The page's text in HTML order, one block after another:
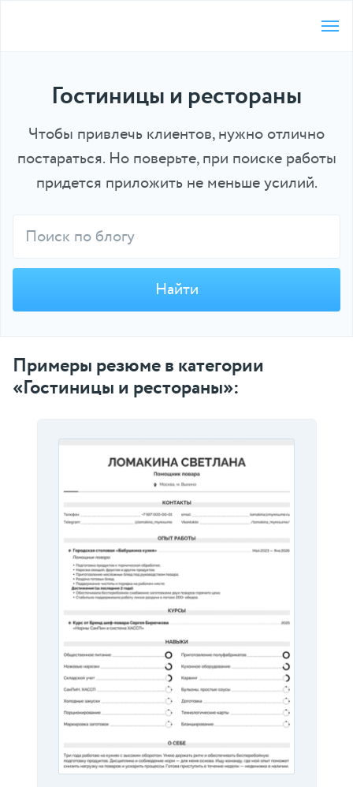
Гостиницы и рестораны
Чтобы привлечь клиентов, нужно отлично
постараться. Но поверьте, при поиске работы
придется приложить не меньше усилий.
Найти
Примеры резюме в категории
«Гостиницы и рестораны»: